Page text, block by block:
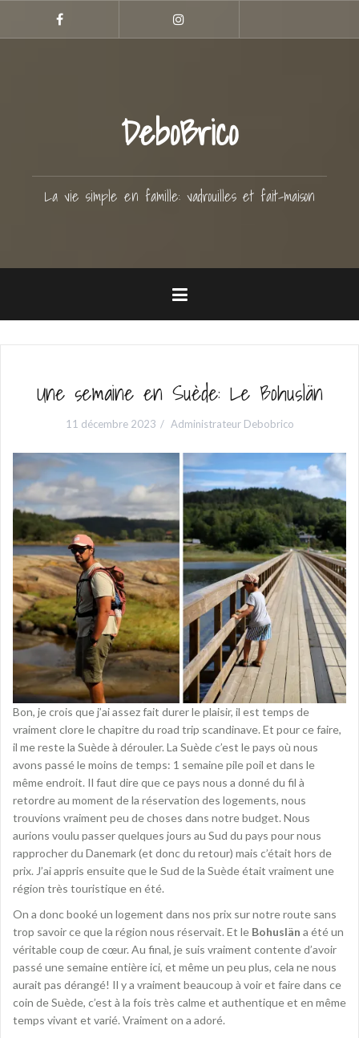
contenu
Facebook
DeboBrico
La vie simple en famille: vadrouilles et fait-maison
Une semaine en Suède: Le Bohuslän
11 décembre 2023 Administrateur Debobrico
Bon, je crois que j’ai assez fait durer le plaisir, il est temps de
vraiment clore le chapitre du road trip scandinave. Et pour ce faire,
il me reste la Suède à dérouler. La Suède c’est le pays où nous
avons passé le moins de temps: 1 semaine pile poil et dans le
même endroit. Il faut dire que ce pays nous a donné du fil à
retordre au moment de la réservation des logements, nous
trouvions vraiment peu de choses dans notre budget. Nous
aurions voulu passer quelques jours au Sud du pays pour nous
rapprocher du Danemark (et donc du retour) mais c’était hors de
prix. J’ai appris ensuite que le Sud de la Suède était vraiment une
région très touristique en été.
On a donc booké un logement dans nos prix sur notre route sans
trop savoir ce que la région nous réservait. Et le Bohuslän a été un
véritable coup de cœur. Au final, je suis vraiment contente d’avoir
passé une semaine entière ici, et même un peu plus, cela ne nous
aurait pas dérangé! Il y a vraiment beaucoup à voir et faire dans ce
coin de Suède, c’est à la fois très calme et authentique et en même
temps vivant et varié. Vraiment on a adoré.